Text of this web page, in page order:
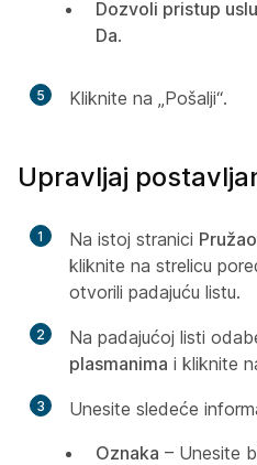
Dozvoli pristup
Da.
5 Kliknite na „Pošalji“.
Upravljaj
1 Na istoj stranici
kliknite na strelicu
otvorili padajuću listu.
2 Na padajućoj listi
plasmanima i kliknite
3
Unesite sledeće
Oznaka – Unesite